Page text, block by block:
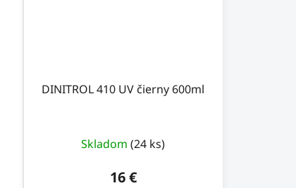
DINITROL 410 UV čierny 600ml
Skladom(24 ks)
16 €